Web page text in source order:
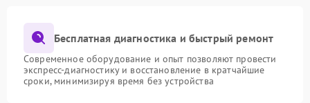
Бесплатная диагностика и быстрый ремонт
Современное оборудование и опыт позволяют провести
экспресс-диагностику и восстановление в кратчайшие
сроки, минимизируя время без устройства